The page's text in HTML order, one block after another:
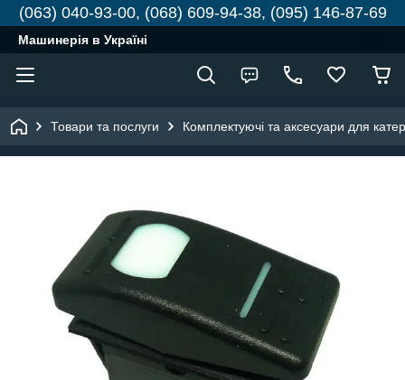
(063) 040-93-00, (068) 609-94-38, (095) 146-87-69
Машинерія в Україні
Товари та послуги Комплектуючі та аксесуари для